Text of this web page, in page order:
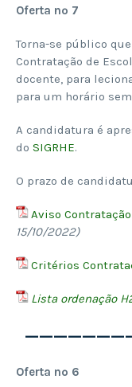
Oferta nº 7
Torna-se público
Contratação de
docente, para
para um horário
A candidatura é
do SIGRHE.
O prazo de
Aviso
15/10/2022)
Critérios
Lista ordenação
Oferta nº 6